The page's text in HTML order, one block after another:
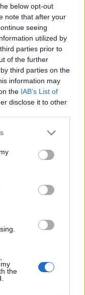
below opt-out
note that after your
seeing
utilized by
parties prior to
of the further
third parties on the
information may
the IAB’s List of
disclose it to other
or more Google
You may click to
party tags to
in below Google
the